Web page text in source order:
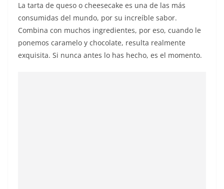
La tarta de queso o cheesecake es una de las más
consumidas del mundo, por su increíble sabor.
Combina con muchos ingredientes, por eso, cuando le
ponemos caramelo y chocolate, resulta realmente
exquisita. Si nunca antes lo has hecho, es el momento.